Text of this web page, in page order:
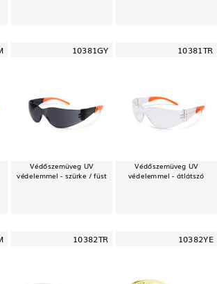
10381GY
Védőszemüveg UV
védelemmel - szürke / füst
10381TR
Védőszemüveg UV
védelemmel - átlátszó
10382TR 10382YE